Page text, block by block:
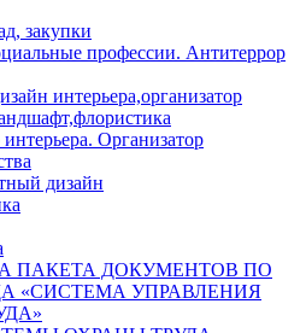
закупки
профессии. Антитеррор
интерьера,организатор
Организатор
дизайн
ПАКЕТА ДОКУМЕНТОВ ПО
«СИСТЕМА УПРАВЛЕНИЯ